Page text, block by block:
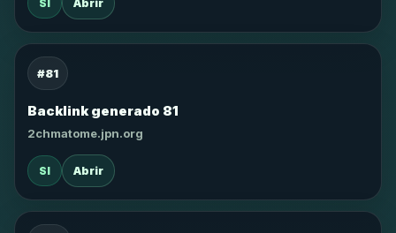
SI Abrir
#81
Backlink generado 81
2chmatome.jpn.org
SI Abrir